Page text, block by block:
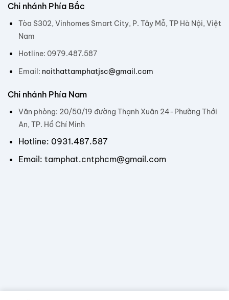
Chi nhánh Phía Bắc
Tòa S302, Vinhomes Smart City, P. Tây Mỗ, TP Hà Nội, Việt
Nam
Hotline: 0979.487.587
Email: noithattamphatjsc@gmail.com
Chi nhánh Phía Nam
Văn phòng: 20/50/19 đường Thạnh Xuân 24-Phường Thới
An, TP. Hồ Chí Minh
Hotline: 0931.487.587
Email: tamphat.cntphcm@gmail.com